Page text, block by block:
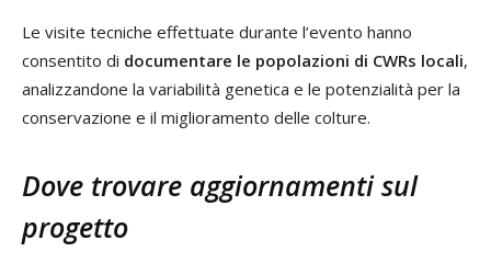
Le visite tecniche effettuate durante l’evento hanno
consentito di documentare le popolazioni di CWRs locali,
analizzandone la variabilità genetica e le potenzialità per la
conservazione e il miglioramento delle colture.
Dove trovare aggiornamenti sul
progetto